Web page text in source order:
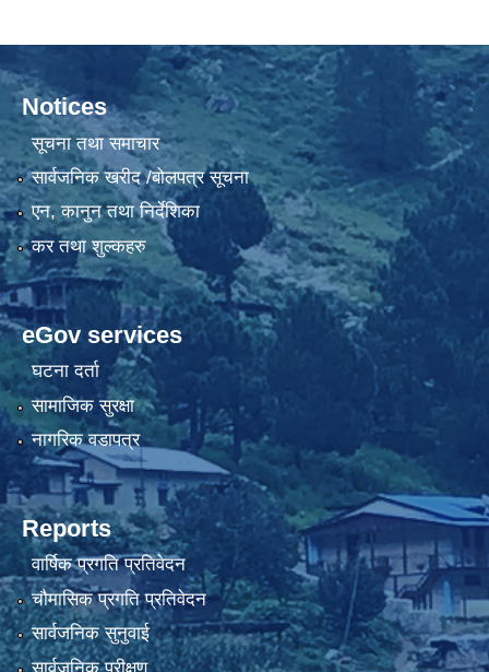
Notices
सूचना तथा समाचार
सार्वजनिक खरीद /बोलपत्र सूचना
एन, कानुन तथा निर्देशिका
कर तथा शुल्कहरु
eGov services
घटना दर्ता
सामाजिक सुरक्षा
नागरिक वडापत्र
Reports
वार्षिक प्रगति प्रतिवेदन
चौमासिक प्रगति प्रतिवेदन
सार्वजनिक सुनुवाई
सार्वजनिक परीक्षण